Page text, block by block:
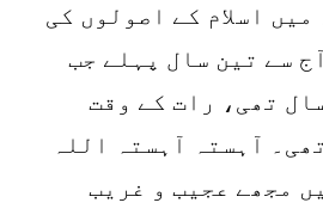
اسلام کے اصولوں کی
سے تین سال پہلے جب
تھی، رات کے وقت
آہستہ آہستہ اللہ
مجھے عجیب و غریب